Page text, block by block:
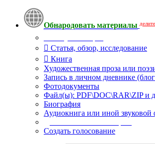
Обнародовать материалы
Статья, обзор, исследование
Книга
Художественная проза или
Запись в личном дневнике
Фотодокументы
Файл(ы): PDF\DOC\RAR\ZIP и
Биография
Аудиокнига или иной звуковой
Создать голосование